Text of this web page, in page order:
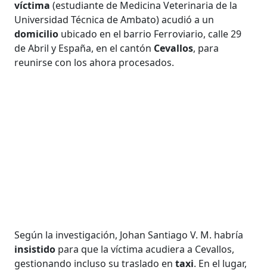
víctima(estudiante de Medicina Veterinaria de la
Universidad Técnica de Ambato) acudió a un
domicilio ubicado en el barrio Ferroviario, calle 29
de Abril y España, en el cantón Cevallos, para
reunirse con los ahora procesados.
Según la investigación, Johan Santiago V. M. habría
insistido para que la víctima acudiera a Cevallos,
gestionando incluso su traslado entaxi. En el lugar,